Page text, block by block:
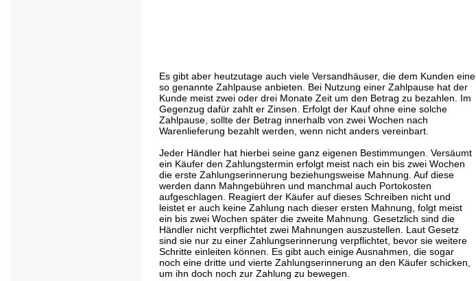
Es gibt aber heutzutage auch viele Versandhäuser, die dem Kunden eine
so genannte Zahlpause anbieten. Bei Nutzung einer Zahlpause hat der
Kunde meist zwei oder drei Monate Zeit um den Betrag zu bezahlen. Im
Gegenzug dafür zahlt er Zinsen. Erfolgt der Kauf ohne eine solche
Zahlpause, sollte der Betrag innerhalb von zwei Wochen nach
Warenlieferung bezahlt werden, wenn nicht anders vereinbart.
Jeder Händler hat hierbei seine ganz eigenen Bestimmungen. Versäumt
ein Käufer den Zahlungstermin erfolgt meist nach ein bis zwei Wochen
die erste Zahlungserinnerung beziehungsweise Mahnung. Auf diese
werden dann Mahngebühren und manchmal auch Portokosten
aufgeschlagen. Reagiert der Käufer auf dieses Schreiben nicht und
leistet er auch keine Zahlung nach dieser ersten Mahnung, folgt meist
ein bis zwei Wochen später die zweite Mahnung. Gesetzlich sind die
Händler nicht verpflichtet zwei Mahnungen auszustellen. Laut Gesetz
sind sie nur zu einer Zahlungserinnerung verpflichtet, bevor sie weitere
Schritte einleiten können. Es gibt auch einige Ausnahmen, die sogar
noch eine dritte und vierte Zahlungserinnerung an den Käufer schicken,
um ihn doch noch zur Zahlung zu bewegen.